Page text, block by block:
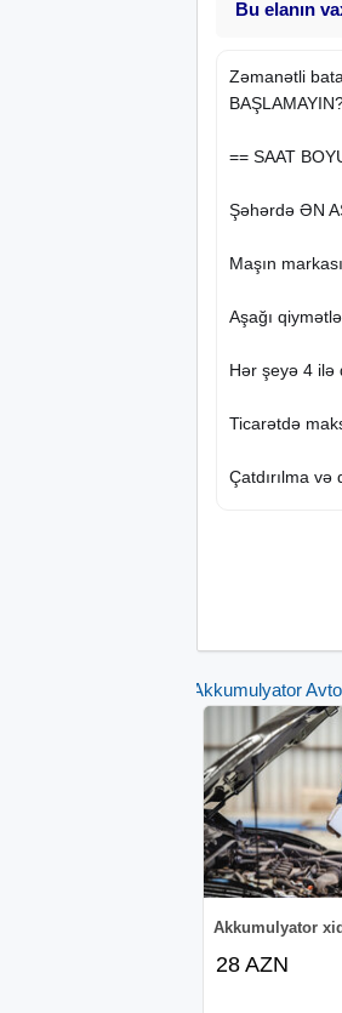
Bu elanın
Zəmanətli
== SAAT
Şəhərdə ƏN
Maşın
Aşağı
Hər şeyə 4 ilə
Ticarətdə
Çatdırılma və
İstənilən
Bütün
ƏDV ilə bank
Hər bir
İstənilən
Şəbəkəmizə
Akkumulyator
Akkumulyator
28 AZN